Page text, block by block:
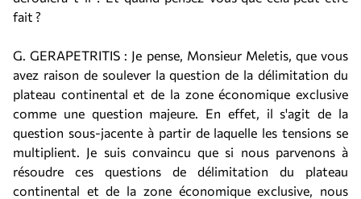
fait ?
G. GERAPETRITIS : Je pense, Monsieur Meletis, que vous
avez raison de soulever la question de la délimitation du
plateau continental et de la zone économique exclusive
comme une question majeure. En effet, il s'agit de la
question sous-jacente à partir de laquelle les tensions se
multiplient. Je suis convaincu que si nous parvenons à
résoudre ces questions de délimitation du plateau
continental et de la zone économique exclusive, nous